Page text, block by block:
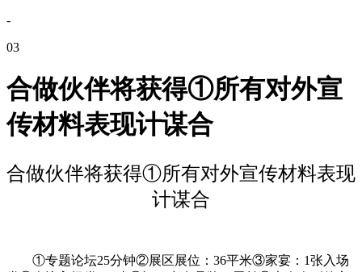
-
03
合做伙伴将获得①所有对外宣
传材料表现计谋合
合做伙伴将获得①所有对外宣传材料表现
计谋合
①专题论坛25分钟②展区展位：36平米③家宴：1张入场